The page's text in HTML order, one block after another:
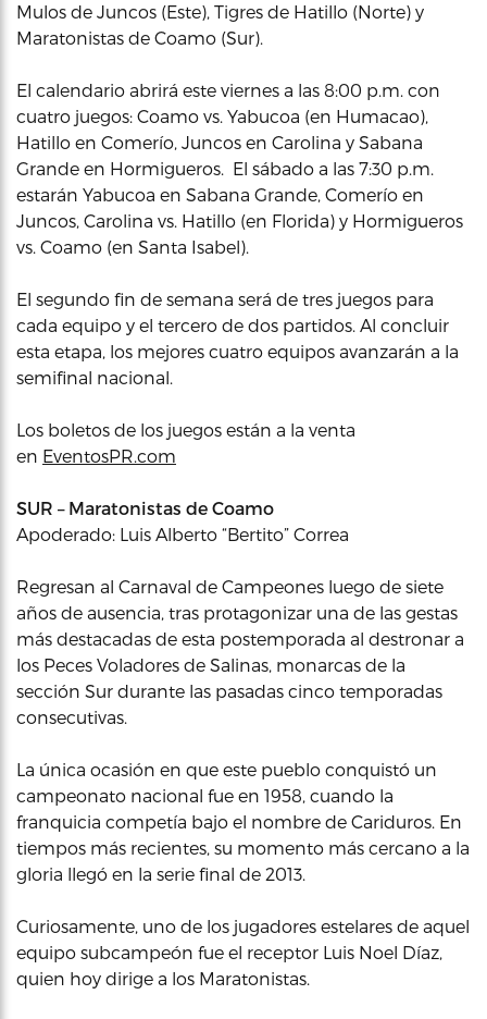
Mulos de Juncos (Este), Tigres de Hatillo (Norte) y
Maratonistas de Coamo (Sur).
El calendario abrirá este viernes a las 8:00 p.m. con
cuatro juegos: Coamo vs. Yabucoa (en Humacao),
Hatillo en Comerío, Juncos en Carolina y Sabana
Grande en Hormigueros. El sábado a las 7:30 p.m.
estarán Yabucoa en Sabana Grande, Comerío en
Juncos, Carolina vs. Hatillo (en Florida) y Hormigueros
vs. Coamo (en Santa Isabel).
El segundo fin de semana será de tres juegos para
cada equipo y el tercero de dos partidos. Al concluir
esta etapa, los mejores cuatro equipos avanzarán a la
semifinal nacional.
Los boletos de los juegos están a la venta
en EventosPR.com
SUR – Maratonistas de Coamo
Apoderado: Luis Alberto “Bertito” Correa
Regresan al Carnaval de Campeones luego de siete
años de ausencia, tras protagonizar una de las gestas
más destacadas de esta postemporada al destronar a
los Peces Voladores de Salinas, monarcas de la
sección Sur durante las pasadas cinco temporadas
consecutivas.
La única ocasión en que este pueblo conquistó un
campeonato nacional fue en 1958, cuando la
franquicia competía bajo el nombre de Cariduros. En
tiempos más recientes, su momento más cercano a la
gloria llegó en la serie final de 2013.
Curiosamente, uno de los jugadores estelares de aquel
equipo subcampeón fue el receptor Luis Noel Díaz,
quien hoy dirige a los Maratonistas.